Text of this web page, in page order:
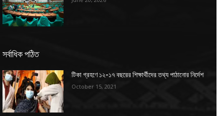
সর্বাধিক পঠিত
টিকা গ্রহণে ১২-১৭ বছরের শিক্ষার্থীদের তথ্য পাঠানোর নির্দেশ
October 15, 2021